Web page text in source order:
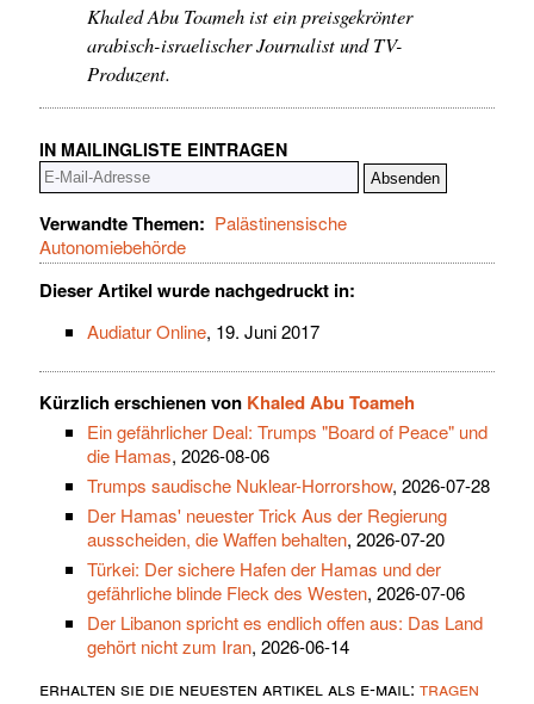
Khaled Abu Toameh ist ein preisgekrönter
arabisch-israelischer Journalist und TV-
Produzent.
IN MAILINGLISTE EINTRAGEN
Verwandte Themen: Palästinensische
Autonomiebehörde
Dieser Artikel wurde nachgedruckt in:
Audiatur Online, 19. Juni 2017
Kürzlich erschienen von Khaled Abu Toameh
Ein gefährlicher Deal: Trumps "Board of Peace" und
die Hamas, 2026-08-06
Trumps saudische Nuklear-Horrorshow, 2026-07-28
Der Hamas' neuester Trick Aus der Regierung
ausscheiden, die Waffen behalten, 2026-07-20
Türkei: Der sichere Hafen der Hamas und der
gefährliche blinde Fleck des Westen, 2026-07-06
Der Libanon spricht es endlich offen aus: Das Land
gehört nicht zum Iran, 2026-06-14
erhalten sie die neuesten artikel als e-mail: tragen